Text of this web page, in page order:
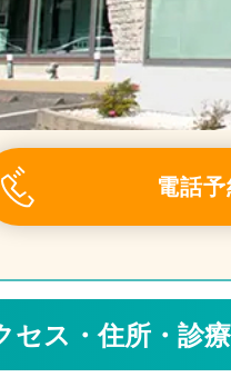
電話
セス・住所・診